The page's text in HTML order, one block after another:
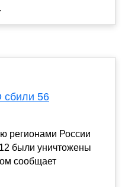
сбили 56
регионами России
были уничтожены
сообщает